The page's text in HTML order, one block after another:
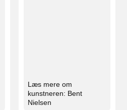
Læs mere om
kunstneren: Bent
Nielsen